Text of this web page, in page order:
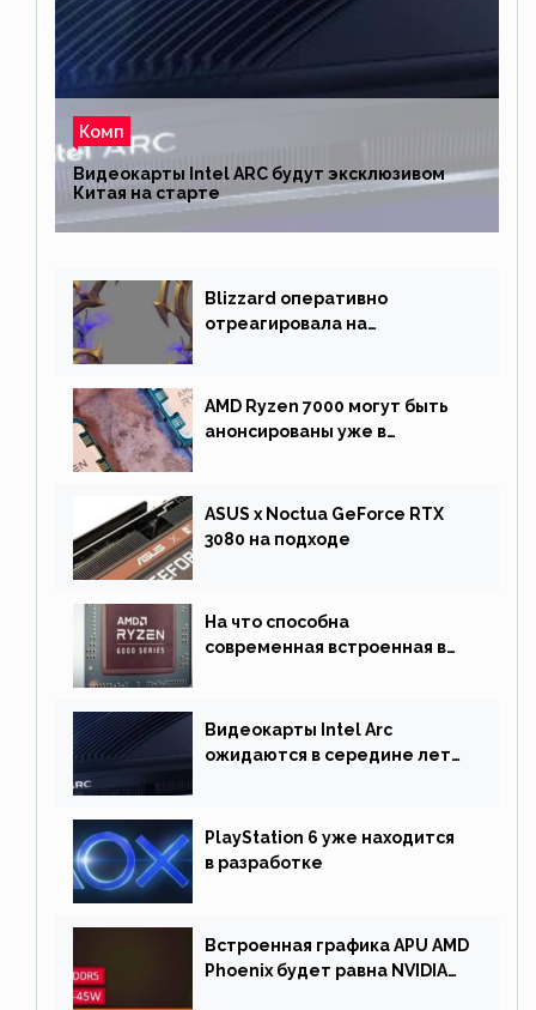
Комп
Видеокарты Intel ARC будут эксклюзивом
Китая на старте
Blizzard оперативно
отреагировала на
AMD Ryzen 7000 могут быть
анонсированы уже в
ASUS x Noctua GeForce RTX
3080 на подходе
На что способна
современная встроенная в
Видеокарты Intel Arc
ожидаются в середине лета.
PlayStation 6 уже находится
в разработке
Встроенная графика APU AMD
Phoenix будет равна NVIDIA